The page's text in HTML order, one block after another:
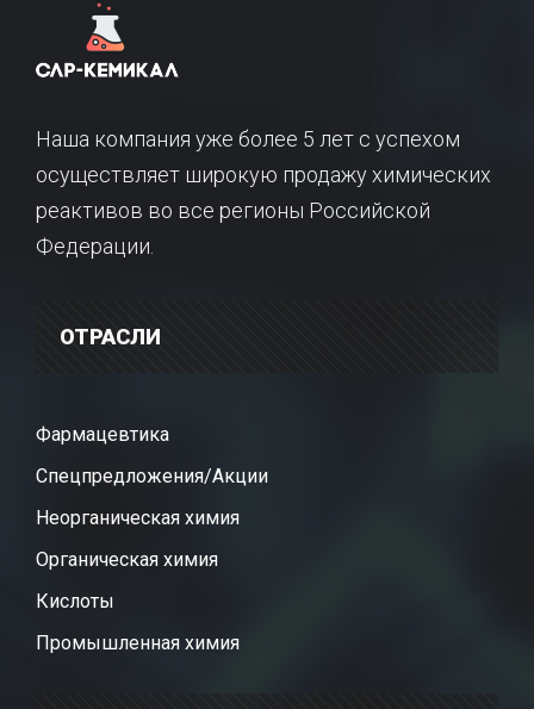
Наша компания уже более 5 лет с успехом
осуществляет широкую продажу химических
реактивов во все регионы Российской
Федерации.
ОТРАСЛИ
Фармацевтика
Спецпредложения/Акции
Неорганическая химия
Органическая химия
Кислоты
Промышленная химия